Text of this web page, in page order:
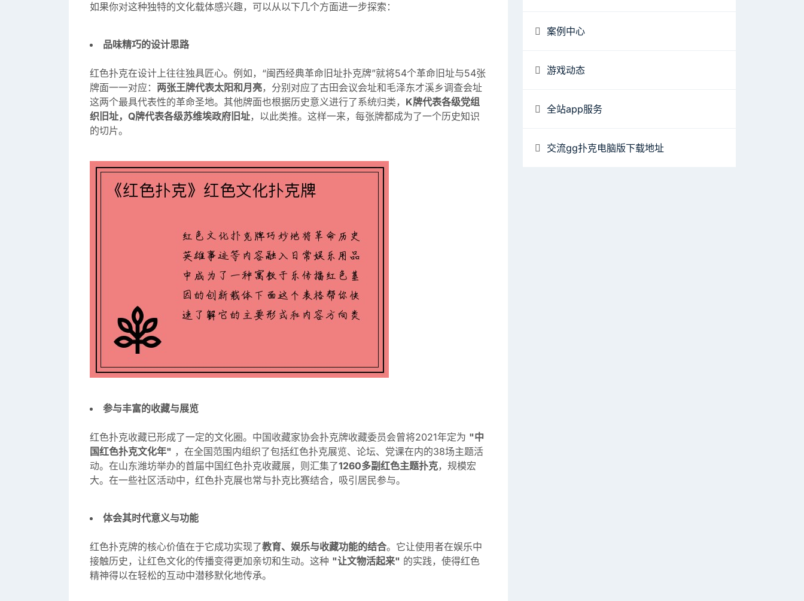
如果你对这种独特的文化载体感兴趣，可以从以下几个方面进一步探索：
品味精巧的设计思路
红色扑克在设计上往往独具匠心。例如，“闽西经典革命旧址扑克牌”就将54个革命旧址与54张
牌面一一对应： 两张王牌代表太阳和月亮，分别对应了古田会议会址和毛泽东才溪乡调查会址
这两个最具代表性的革命圣地。其他牌面也根据历史意义进行了系统归类， K牌代表各级党组
织旧址，Q牌代表各级苏维埃政府旧址，以此类推。这样一来，每张牌都成为了一个历史知识
的切片。
参与丰富的收藏与展览
红色扑克收藏已形成了一定的文化圈。中国收藏家协会扑克牌收藏委员会曾将2021年定为 "中
国红色扑克文化年" ，在全国范围内组织了包括红色扑克展览、论坛、党课在内的38场主题活
动。在山东潍坊举办的首届中国红色扑克收藏展，则汇集了1260多副红色主题扑克，规模宏
大。在一些社区活动中，红色扑克展也常与扑克比赛结合，吸引居民参与。
体会其时代意义与功能
红色扑克牌的核心价值在于它成功实现了教育、娱乐与收藏功能的结合。它让使用者在娱乐中
接触历史，让红色文化的传播变得更加亲切和生动。这种 "让文物活起来" 的实践，使得红色
精神得以在轻松的互动中潜移默化地传承。
案例中心
游戏动态
全站app服务
交流gg扑克电脑版下载地址